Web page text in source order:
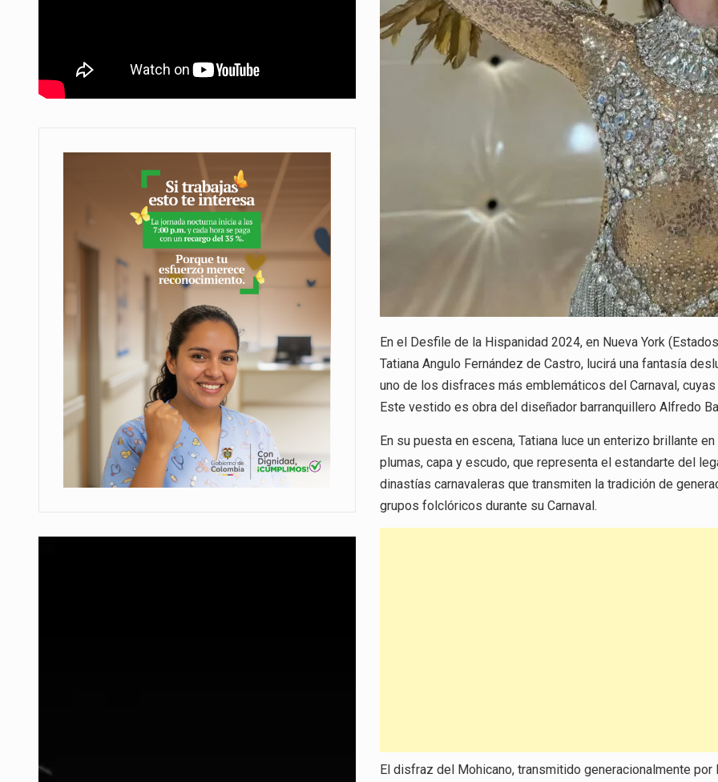
En el Desfile de la Hispanidad 2024, en Nueva York
Tatiana Angulo Fernández de Castro, lucirá una fantasía
uno de los disfraces más emblemáticos del Carnaval,
Este vestido es obra del diseñador barranquillero Alfredo
En su puesta en escena, Tatiana luce un enterizo brillante
plumas, capa y escudo, que representa el estandarte del
dinastías carnavaleras que transmiten la tradición de
grupos folclóricos durante su Carnaval.
El disfraz del Mohicano, transmitido generacionalmente